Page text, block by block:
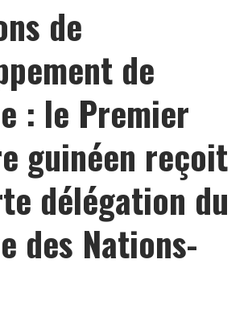
de
de
: le Premier
guinéen reçoit
délégation du
des Nations-